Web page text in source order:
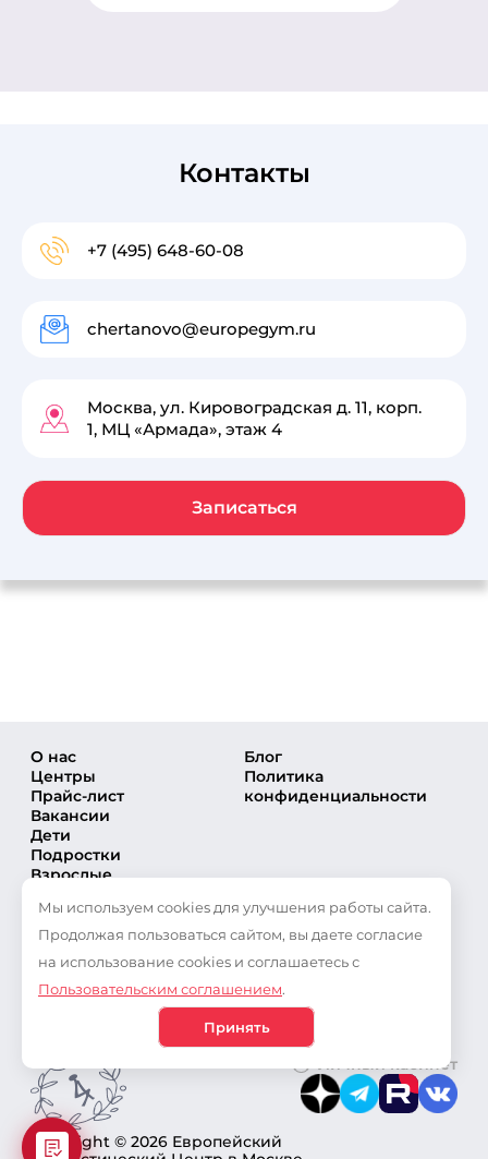
Контакты
+7 (495) 648-60-08
chertanovo@europegym.ru
Москва, ул. Кировоградская д. 11, корп.
1, МЦ «Армада», этаж 4
Записаться
О нас
Центры
Прайс-лист
Вакансии
Дети
Подростки
Взрослые
Секции
Тренеры
Частые вопросы
Новости
Блог
Политика
конфиденциальности
Личный кабинет
Copyright © 2026 Европейский
Мы используем cookies для улучшения работы сайта.
Продолжая пользоваться сайтом, вы даете согласие
на использование cookies и соглашаетесь с
Пользовательским соглашением.
Принять